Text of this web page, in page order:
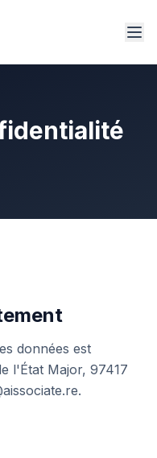
données est
l'État Major, 97417